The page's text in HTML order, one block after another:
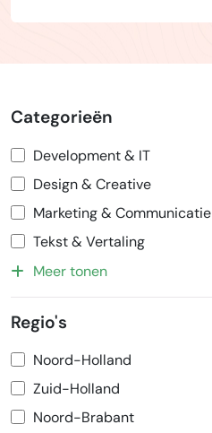
Categorieën
Development & IT
Design & Creative
Marketing & Communicatie
Tekst & Vertaling
Meer tonen
Regio's
Noord-Holland
Zuid-Holland
Noord-Brabant